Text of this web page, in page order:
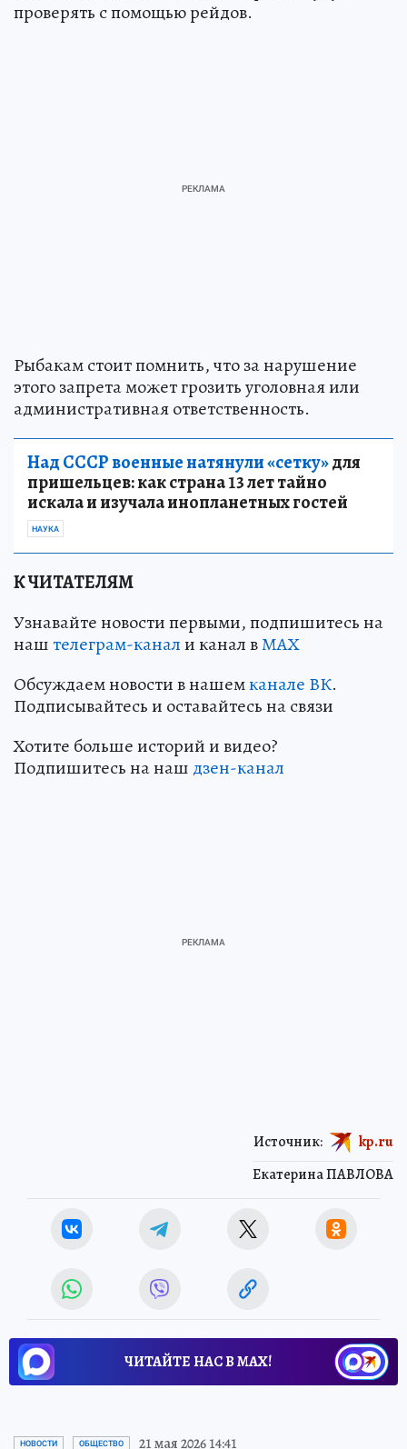
проверять с помощью рейдов.
Рыбакам стоит помнить, что за нарушение
этого запрета может грозить уголовная или
административная ответственность.
Над СССР военные натянули «сетку»для
пришельцев: как страна 13 лет тайно
искала и изучала инопланетных гостей
НАУКА
К ЧИТАТЕЛЯМ
Узнавайте новости первыми, подпишитесь на
наштелеграм-канали канал вМАХ
Обсуждаем новости в нашемканале ВК.
Подписывайтесь и оставайтесь на связи
Хотите больше историй и видео?
Подпишитесь на наш дзен-канал
Екатерина ПАВЛОВА
Источник: kp.ru
ЧИТАЙТЕ НАС В МАХ!
НОВОСТИ ОБЩЕСТВО 21 мая 2026 14:41